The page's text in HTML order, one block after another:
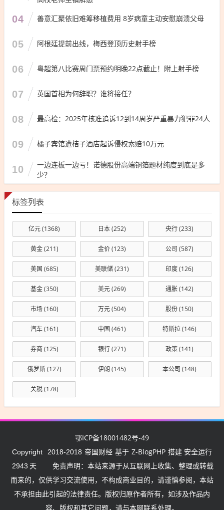
04 善意汇聚依旧难筹移植费用 8岁病童主动安慰崩溃父母
05 阿根廷提前出线，梅西登顶历史射手榜
06 粤超第八比赛周门票预约明晚22点截止！附上射手榜
07 英国首相为何辞职？谁将接任？
08 最高检：2025年核准追诉12到14周岁严重暴力犯罪24人
09 橘子宾馆遭桔子酒店起诉侵权索赔10万元
10
一边连板一边亏！诺德股份高端铜箔题材纯度到底是多
少？
标签列表
亿元(1368) 日本(252) 央行(233)
黄金(211) 金价(123) 公司 (587)
美国 (685) 美联储(231) 印度(126)
基金(350) 美元(269) 通胀(142)
市场(160) 万元(504) 股份(150)
汽车(161) 中国 (461) 特斯拉(146)
券商(125) 银行(271) 政策(141)
俄罗斯(127) 伊朗 (145) 本公司 (148)
关税(178)
鄂ICP备18001482号-49
Copyright 2018-2018 帝国财经 基于 Z-BlogPHP 搭建 安全运行
2943 天
免责声明：本站来源于从互联网上收集、整理或转载
而来的，仅供学习交流使用，不构成商业目的，请谨慎参阅，本站
不承担由此引起的法律责任。版权归原作者所有，如涉及作品内
容、版权和其它问题，请与本网联系处理。